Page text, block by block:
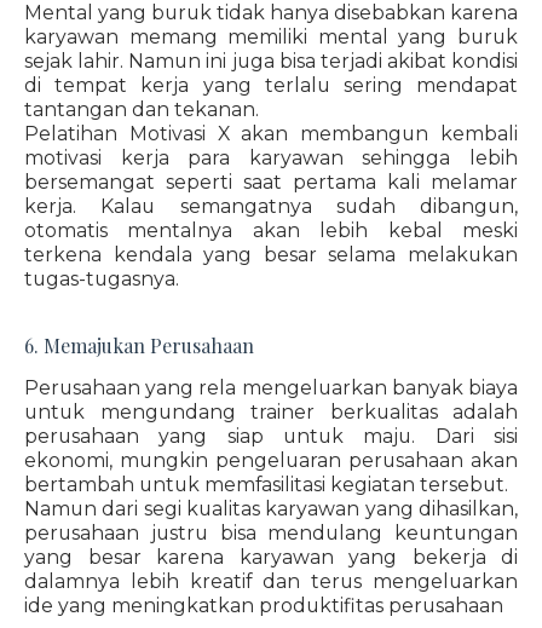
Mental yang buruk tidak hanya disebabkan karena
karyawan memang memiliki mental yang buruk
sejak lahir. Namun ini juga bisa terjadi akibat kondisi
di tempat kerja yang terlalu sering mendapat
tantangan dan tekanan.
Pelatihan Motivasi X akan membangun kembali
motivasi kerja para karyawan sehingga lebih
bersemangat seperti saat pertama kali melamar
kerja. Kalau semangatnya sudah dibangun,
otomatis mentalnya akan lebih kebal meski
terkena kendala yang besar selama melakukan
tugas-tugasnya.
6. Memajukan Perusahaan
Perusahaan yang rela mengeluarkan banyak biaya
untuk mengundang trainer berkualitas adalah
perusahaan yang siap untuk maju. Dari sisi
ekonomi, mungkin pengeluaran perusahaan akan
bertambah untuk memfasilitasi kegiatan tersebut.
Namun dari segi kualitas karyawan yang dihasilkan,
perusahaan justru bisa mendulang keuntungan
yang besar karena karyawan yang bekerja di
dalamnya lebih kreatif dan terus mengeluarkan
ide yang meningkatkan produktifitas perusahaan